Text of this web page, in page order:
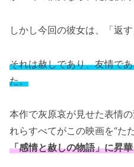
しかし今回の彼女は、「返
それは赦しであり、友情で
た。
本作で灰原哀が見せた表情
れらすべてがこの映画を“た
「感情と赦しの物語」に昇